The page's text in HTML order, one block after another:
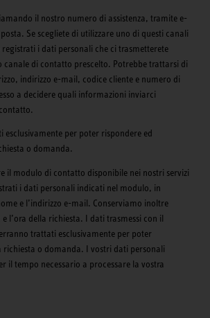
il nostro numero di assistenza, tramite e-
Se scegliete di utilizzare uno di questi canali
i dati personali che ci trasmetterete
canale di contatto prescelto. Potrebbe trattarsi di
indirizzo e-mail, codice cliente e numero di
a decidere quali informazioni inviarci
per poter rispondere ed
o domanda.
il modulo di contatto disponibile nei nostri servizi
i dati personali indicati nel modulo, in
e l’indirizzo e-mail. Conserviamo inoltre
e l’ora della richiesta. I dati trasmessi con il
trattati esclusivamente per poter
richiesta o domanda. I vostri dati personali
il tempo necessario a processare la vostra